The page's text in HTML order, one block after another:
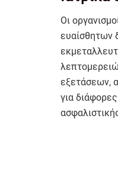
Οι
ευαίσθητων
εξετάσεων,
για